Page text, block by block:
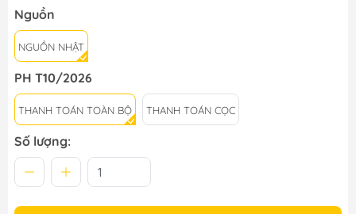
Nguồn
NGUỒN NHẬT
PH T10/2026
THANH TOÁN TOÀN BỘ THANH TOÁN CỌC
Số lượng: